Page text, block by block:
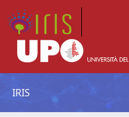
IRIS